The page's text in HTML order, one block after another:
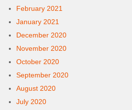
February 2021
January 2021
December 2020
November 2020
October 2020
September 2020
August 2020
July 2020